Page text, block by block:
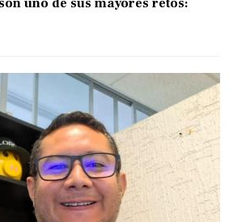
uno de sus mayores retos: